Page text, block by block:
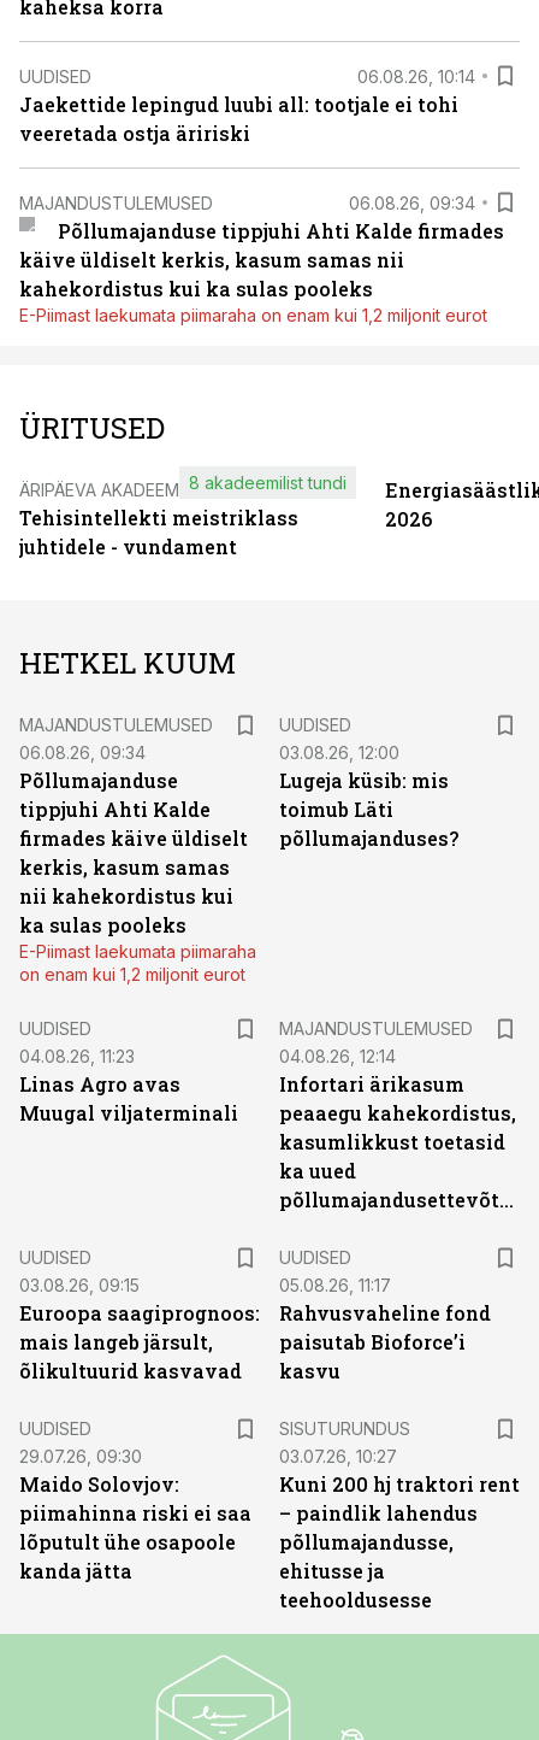
kaheksa korra
UUDISED 06.08.26, 10:14
Jaekettide lepingud luubi all: tootjale ei tohi
veeretada ostja äririski
MAJANDUSTULEMUSED 06.08.26, 09:34
Põllumajanduse tippjuhi Ahti Kalde firmades
käive üldiselt kerkis, kasum samas nii
kahekordistus kui ka sulas pooleks
E-Piimast laekumata piimaraha on enam kui 1,2 miljonit eurot
ÜRITUSED
ÄRIPÄEVA AKADEEMIA
Tehisintellekti meistriklass
juhtidele - vundament
8 akadeemilist tundi
2026
HETKEL KUUM
MAJANDUSTULEMUSED
06.08.26, 09:34
Põllumajanduse
tippjuhi Ahti Kalde
firmades käive üldiselt
kerkis, kasum samas
nii kahekordistus kui
ka sulas pooleks
E-Piimast laekumata piimaraha
on enam kui 1,2 miljonit eurot
UUDISED
03.08.26, 12:00
Lugeja küsib: mis
toimub Läti
põllumajanduses?
UUDISED
04.08.26, 11:23
Linas Agro avas
Muugal viljaterminali
MAJANDUSTULEMUSED
04.08.26, 12:14
Infortari ärikasum
peaaegu kahekordistus,
kasumlikkust toetasid
ka uued
põllumajandusettevõtted
UUDISED
03.08.26, 09:15
Euroopa saagiprognoos:
mais langeb järsult,
õlikultuurid kasvavad
UUDISED
05.08.26, 11:17
Rahvusvaheline fond
paisutab Bioforce’i
kasvu
UUDISED
29.07.26, 09:30
Maido Solovjov:
piimahinna riski ei saa
lõputult ühe osapoole
kanda jätta
SISUTURUNDUS
03.07.26, 10:27
Kuni 200 hj traktori rent
– paindlik lahendus
põllumajandusse,
ehitusse ja
teehooldusesse